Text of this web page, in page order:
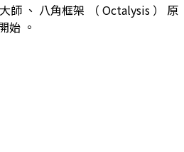
師 、 八角框架 （ Octalysis ） 原
始 。